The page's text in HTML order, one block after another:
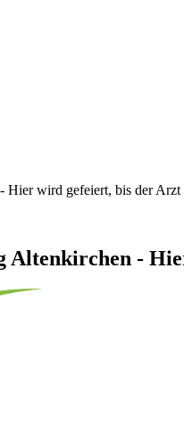
Hier wird gefeiert, bis der Arzt
Altenkirchen -